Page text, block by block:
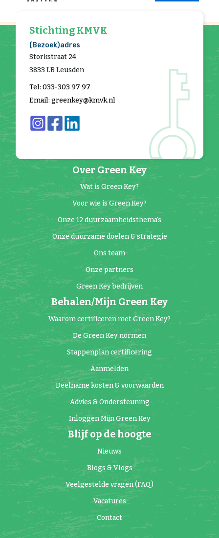
Over Green Key
Wat is Green Key?
Voor wie is Green Key?
Onze 12 duurzaamheidsthema's
Onze duurzame doelen & strategie
Ons team
Onze partners
Green Key bedrijven
Behalen/Mijn Green Key
Waarom certificeren met Green Key?
De Green Key normen
Stappenplan certificering
Aanmelden
Deelname kosten & voorwaarden
Advies & Ondersteuning
Inloggen Mijn Green Key
Blijf op de hoogte
Nieuws
Blogs & Vlogs
Veelgestelde vragen (FAQ)
Vacatures
Contact
Stichting KMVK
(Bezoek)adres
Storkstraat 24
3833 LB Leusden
Tel: 033-303 97 97
Email: greenkey@kmvk.nl